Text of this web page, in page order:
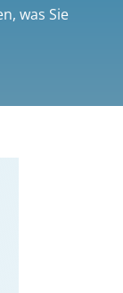
was Sie